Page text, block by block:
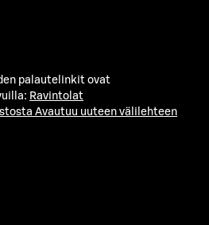
palautelinkit ovat
Ravintolat
Avautuu uuteen välilehteen